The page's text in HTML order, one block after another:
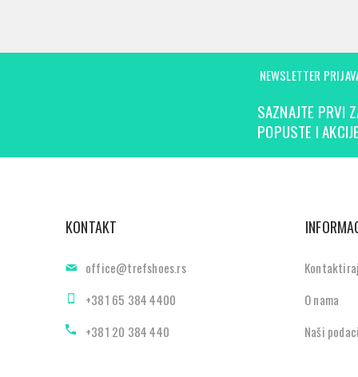
NEWSLETTER
SAZNAJTE PRVI
POPUSTE I
KONTAKT
office@trefshoes.rs
+381 65 384 4400
+381 20 384 440
O nama
Naši